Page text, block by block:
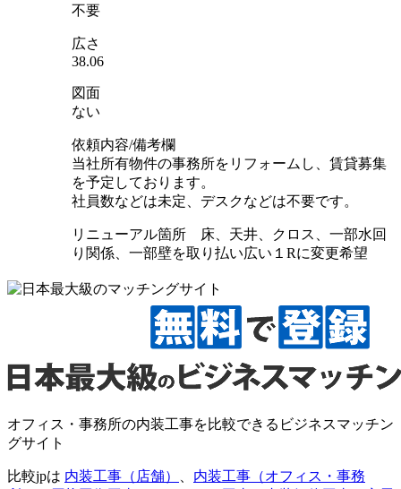
不要
広さ
38.06
図面
ない
依頼内容/備考欄
当社所有物件の事務所をリフォームし、賃貸募集
を予定しております。
社員数などは未定、デスクなどは不要です。
リニューアル箇所 床、天井、クロス、一部水回
り関係、一部壁を取り払い広い１Rに変更希望
オフィス・事務所の内装工事を比較できるビジネスマッチン
グサイト
比較jpは 内装工事（店舗）
内装工事（オフィス・事務